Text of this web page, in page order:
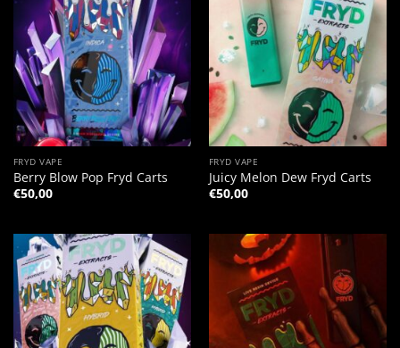
FRYD VAPE
Berry Blow Pop Fryd Carts
€50,00
FRYD VAPE
Juicy Melon Dew Fryd Carts
€50,00